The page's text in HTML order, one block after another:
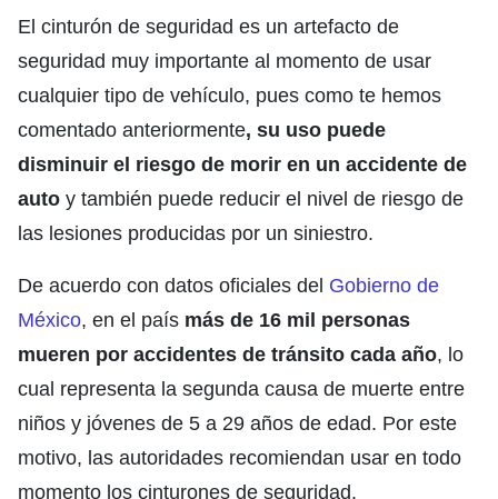
El cinturón de seguridad es un artefacto de
seguridad muy importante al momento de usar
cualquier tipo de vehículo, pues como te hemos
comentado anteriormente, su uso puede
disminuir el riesgo de morir en un accidente de
auto y también puede reducir el nivel de riesgo de
las lesiones producidas por un siniestro.
De acuerdo con datos oficiales del Gobierno de
México, en el país más de 16 mil personas
mueren por accidentes de tránsito cada año, lo
cual representa la segunda causa de muerte entre
niños y jóvenes de 5 a 29 años de edad. Por este
motivo, las autoridades recomiendan usar en todo
momento los cinturones de seguridad.